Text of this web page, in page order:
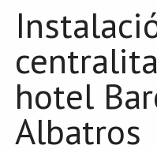
hotel
Albatros